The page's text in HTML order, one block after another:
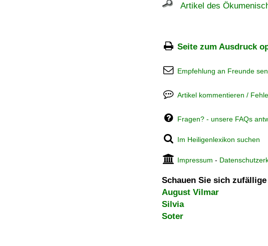
Artikel des
Seite zum Ausdruck
Empfehlung an Freunde
Artikel kommentieren /
Fragen? - unsere FAQs
Im Heiligenlexikon suchen
Impressum -
Schauen Sie sich
August Vilmar
Silvia
Soter